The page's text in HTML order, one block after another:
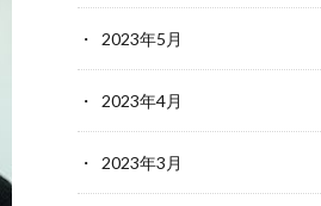
2023年5月
2023年4月
2023年3月